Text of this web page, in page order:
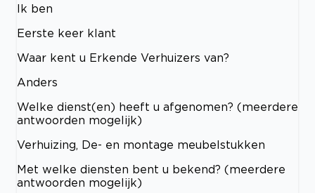
Ik ben
Eerste keer klant
Waar kent u Erkende Verhuizers van?
Anders
Welke dienst(en) heeft u afgenomen? (meerdere
antwoorden mogelijk)
Verhuizing, De- en montage meubelstukken
Met welke diensten bent u bekend? (meerdere
antwoorden mogelijk)